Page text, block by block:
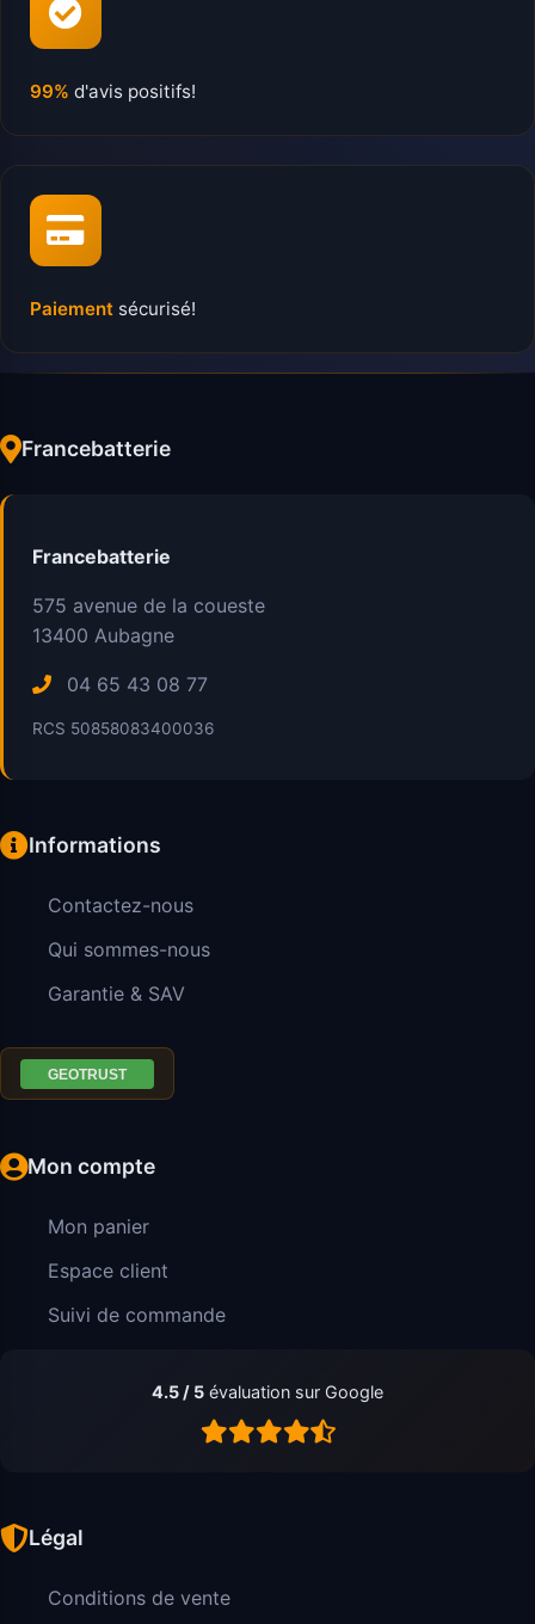
99% d'avis positifs!
Paiement sécurisé!
Francebatterie
Francebatterie
575 avenue de la coueste
13400 Aubagne
04 65 43 08 77
RCS 50858083400036
Informations
Contactez-nous
Qui sommes-nous
Garantie & SAV
Mon compte
Mon panier
Espace client
Suivi de commande
4.5 / 5 évaluation sur Google
Légal
Conditions de vente